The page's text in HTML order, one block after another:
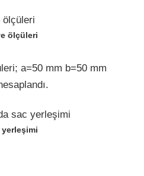
ölçüleri
a=50 mm b=50 mm
yerleşimi